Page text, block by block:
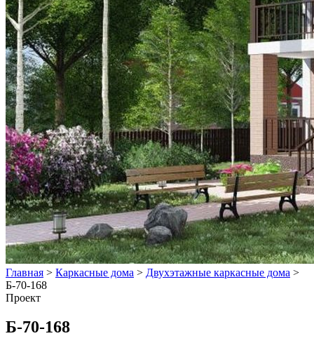
Главная > Каркасные дома > Двухэтажные каркасные дома >
Б-70-168
Проект
Б-70-168